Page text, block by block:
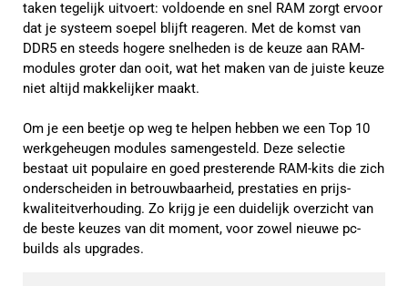
taken tegelijk uitvoert: voldoende en snel RAM zorgt ervoor
dat je systeem soepel blijft reageren. Met de komst van
DDR5 en steeds hogere snelheden is de keuze aan RAM-
modules groter dan ooit, wat het maken van de juiste keuze
niet altijd makkelijker maakt.
Om je een beetje op weg te helpen hebben we een Top 10
werkgeheugen modules samengesteld. Deze selectie
bestaat uit populaire en goed presterende RAM-kits die zich
onderscheiden in betrouwbaarheid, prestaties en prijs-
kwaliteitverhouding. Zo krijg je een duidelijk overzicht van
de beste keuzes van dit moment, voor zowel nieuwe pc-
builds als upgrades.